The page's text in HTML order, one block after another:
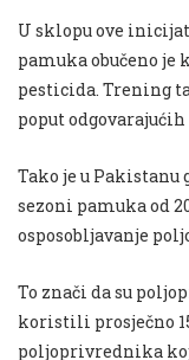
U sklopu ove
pamuka obučeno
pesticida. Trening
poput
Tako je u Pakistanu
sezoni pamuka od
osposobljavanje
To znači da su
koristili prosječno
poljoprivrednika